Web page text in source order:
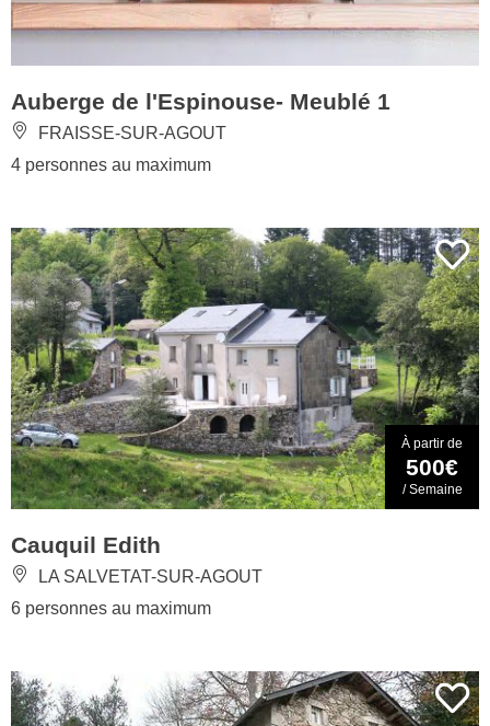
Auberge de l'Espinouse- Meublé 1
FRAISSE-SUR-AGOUT
4 personnes au maximum
À partir de
500€
/ Semaine
Cauquil Edith
LA SALVETAT-SUR-AGOUT
6 personnes au maximum